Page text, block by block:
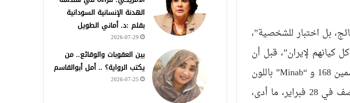
بل اختبار للشخصية”،
كيانهم لإيران”، قبل أن
يختتم الرسالة بعبارة: “إيران لا تزال صامدة”.وحملت الرسالة أيضاً الوسمين 168 و “Minab” باللون
الأحمر، في إشارة إلى بلدة ميناب الإيرانية، حيث تعرضت مدرسة للقصف في 28 فبراير، ما أدى،
الهدنة الإنسانية السودانية
بقلم :د. أماني الطويل
2026-07-29
بين العقوبات والوقائع.. من
يكتب الرواية؟ .. أمل أبوالقاسم
2026-07-25